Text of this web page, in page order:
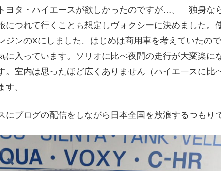
ヨタ・ハイエースが欲しかったのですが…。 独身な
につれて行くことも想定しヴォクシーに決めました。
ジンのXにしました。はじめは商用車を考えていたの
に入っています。ソリオに比べ夜間の走行が大変楽に
。室内は思ったほど広くありません（ハイエースに比
。
にブログの配信をしながら日本全国を放浪するつもり